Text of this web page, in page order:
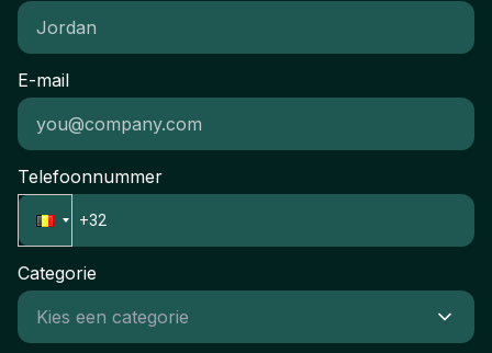
E-mail
Telefoonnummer
Categorie